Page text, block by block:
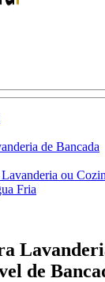
de Bancada
ou
Fria
de